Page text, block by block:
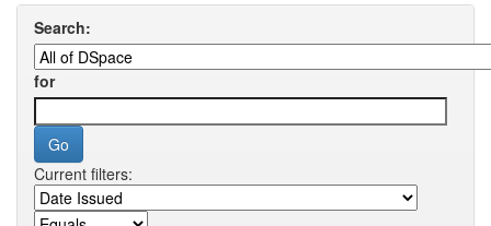
Search:
for
Current filters: